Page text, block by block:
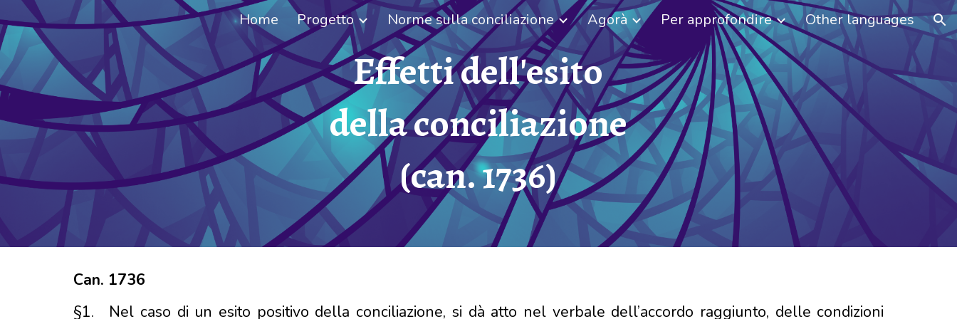
Skip to main content Skip to navigation
Home Progetto Norme sulla conciliazione Agorà Per approfondire Other languages
Effetti dell'esito
della conciliazione
(can. 1736)
Can. 1736
§1.
Nel caso di un esito positivo della conciliazione, si dà atto nel verbale dell’accordo raggiunto, delle condizioni